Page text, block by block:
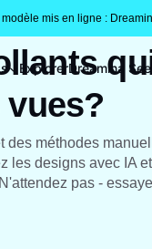
mis en ligne :
ExplorerDreamina
des méthodes
les designs avec IA et
pas -